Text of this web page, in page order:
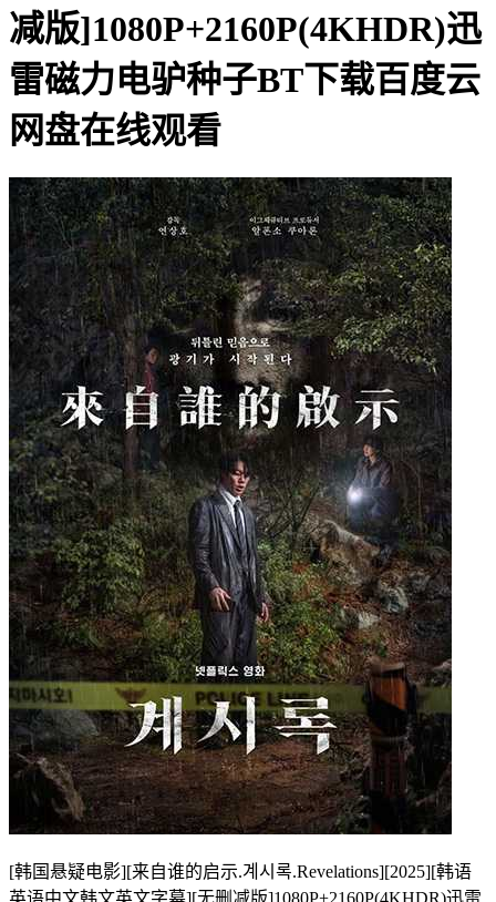
减版]1080P+2160P(4KHDR)迅
雷磁力电驴种子BT下载百度云
网盘在线观看
[韩国悬疑电影][来自谁的启示.계시록.Revelations][2025][韩语
英语中文韩文英文字幕][无删减版]1080P+2160P(4KHDR)迅雷